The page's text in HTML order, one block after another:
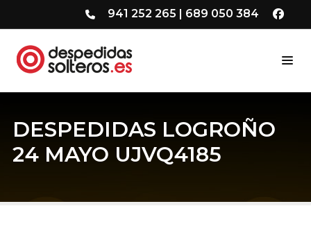
941 252 265 | 689 050 384
DESPEDIDAS LOGROÑO
24 MAYO UJVQ4185